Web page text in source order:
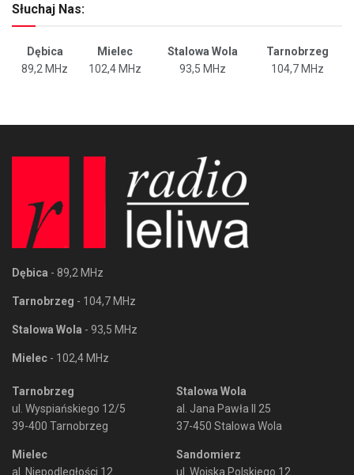
Słuchaj Nas:
Dębica Mielec Stalowa Wola
Tarnobrzeg
89,2 MHz
102,4 MHz 93,5 MHz 104,7 MHz
Dębica - 89,2 MHz
Tarnobrzeg - 104,7 MHz
Stalowa Wola - 93,5 MHz
Mielec - 102,4 MHz
Tarnobrzeg
ul. Wyspiańskiego 12/5
39-400 Tarnobrzeg
Mielec
al. Niepodległości 12
Stalowa Wola
al. Jana Pawła II 25
37-450 Stalowa Wola
Sandomierz
ul. Wojska Polskiego 12